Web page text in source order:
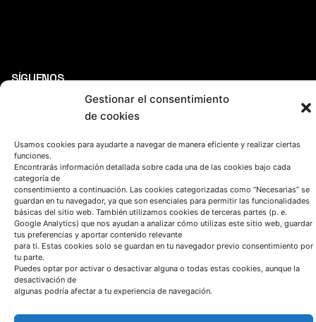
Gestionar el consentimiento
de cookies
Usamos cookies para ayudarte a navegar de manera eficiente y realizar ciertas
funciones.
Encontrarás información detallada sobre cada una de las cookies bajo cada
categoría de
consentimiento a continuación. Las cookies categorizadas como “Necesarias” se
guardan en tu navegador, ya que son esenciales para permitir las funcionalidades
básicas del sitio web. También utilizamos cookies de terceras partes (p. e.
Google Analytics) que nos ayudan a analizar cómo utilizas este sitio web, guardar
tus preferencias y aportar contenido relevante
para ti. Estas cookies solo se guardan en tu navegador previo consentimiento por
tu parte.
Puedes optar por activar o desactivar alguna o todas estas cookies, aunque la
desactivación de
algunas podría afectar a tu experiencia de navegación.
SÍGUENOS
Suscríbete a nuestras noticias
QUIÉNES SOMOS